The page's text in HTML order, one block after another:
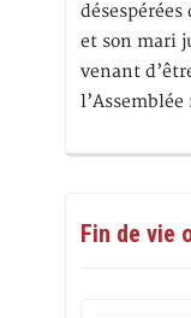
et son mari
venant
Fin de vie